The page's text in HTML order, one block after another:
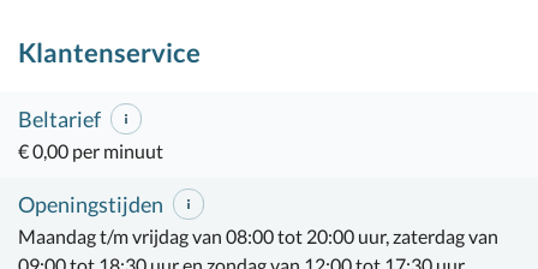
Klantenservice
Beltarief
€ 0,00 per minuut
Openingstijden
Maandag t/m vrijdag van 08:00 tot 20:00 uur, zaterdag van